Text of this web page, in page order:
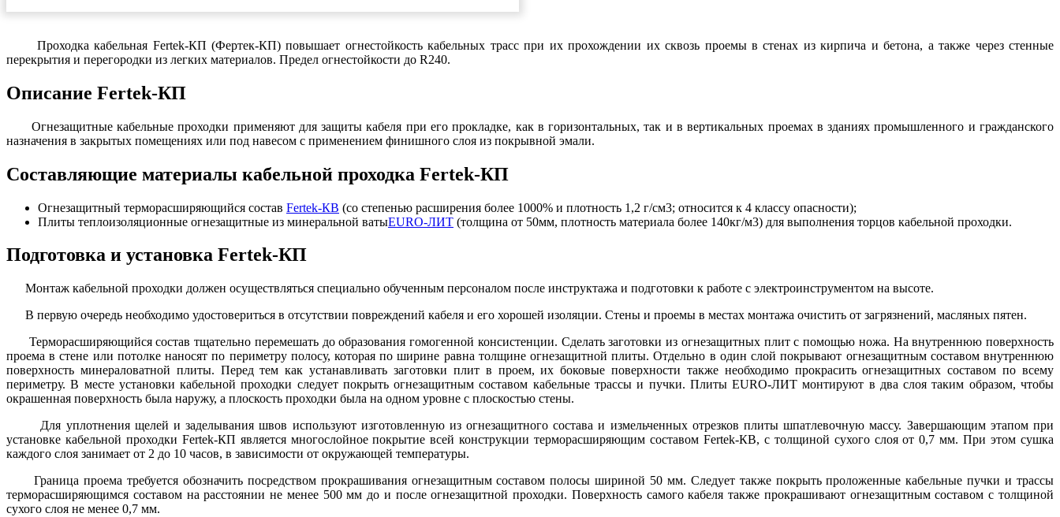
Проходка кабельная Fertek-КП (Фертек-КП) повышает огнестойкость кабельных трасс при их прохождении их сквозь проемы в стенах из кирпича и бетона, а также через стенные
перекрытия и перегородки из легких материалов. Предел огнестойкости до R240.
Описание Fertek-КП
Огнезащитные кабельные проходки применяют для защиты кабеля при его прокладке, как в горизонтальных, так и в вертикальных проемах в зданиях промышленного и гражданского
назначения в закрытых помещениях или под навесом с применением финишного слоя из покрывной эмали.
Составляющие материалы кабельной проходка Fertek-КП
Огнезащитный терморасширяющийся состав Fertek-КВ (со степенью расширения более 1000% и плотность 1,2 г/см3; относится к 4 классу опасности);
Плиты теплоизоляционные огнезащитные из минеральной ватыEURO-ЛИТ (толщина от 50мм, плотность материала более 140кг/м3) для выполнения торцов кабельной проходки.
Подготовка и установка Fertek-КП
Монтаж кабельной проходки должен осуществляться специально обученным персоналом после инструктажа и подготовки к работе с электроинструментом на высоте.
В первую очередь необходимо удостовериться в отсутствии повреждений кабеля и его хорошей изоляции. Стены и проемы в местах монтажа очистить от загрязнений, масляных пятен.
Терморасширяющийся состав тщательно перемешать до образования гомогенной консистенции. Сделать заготовки из огнезащитных плит с помощью ножа. На внутреннюю поверхность
проема в стене или потолке наносят по периметру полосу, которая по ширине равна толщине огнезащитной плиты. Отдельно в один слой покрывают огнезащитным составом внутреннюю
поверхность минераловатной плиты. Перед тем как устанавливать заготовки плит в проем, их боковые поверхности также необходимо прокрасить огнезащитных составом по всему
периметру. В месте установки кабельной проходки следует покрыть огнезащитным составом кабельные трассы и пучки. Плиты EURO-ЛИТ монтируют в два слоя таким образом, чтобы
окрашенная поверхность была наружу, а плоскость проходки была на одном уровне с плоскостью стены.
Для уплотнения щелей и заделывания швов используют изготовленную из огнезащитного состава и измельченных отрезков плиты шпатлевочную массу. Завершающим этапом при
установке кабельной проходки Fertek-КП является многослойное покрытие всей конструкции терморасширяющим составом Fertek-КВ, с толщиной сухого слоя от 0,7 мм. При этом сушка
каждого слоя занимает от 2 до 10 часов, в зависимости от окружающей температуры.
Граница проема требуется обозначить посредством прокрашивания огнезащитным составом полосы шириной 50 мм. Следует также покрыть проложенные кабельные пучки и трассы
терморасширяющимся составом на расстоянии не менее 500 мм до и после огнезащитной проходки. Поверхность самого кабеля также прокрашивают огнезащитным составом с толщиной
сухого слоя не менее 0,7 мм.